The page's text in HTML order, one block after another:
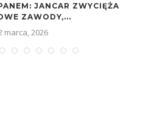
JANCAR ZWYCIĘŻA
ZAWODY,...
marca, 2026